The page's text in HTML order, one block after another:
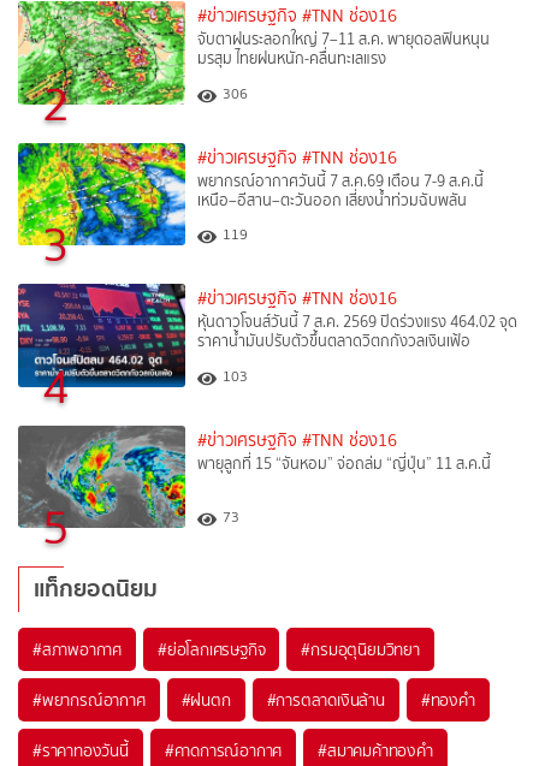
2
#ข่าวเศรษฐกิจ #TNN ช่อง16
จับตาฝนระลอกใหญ่ 7–11 ส.ค. พายุดอลฟินหนุน
มรสุม ไทยฝนหนัก-คลื่นทะเลแรง
306
3
#ข่าวเศรษฐกิจ #TNN ช่อง16
พยากรณ์อากาศวันนี้ 7 ส.ค.69 เตือน 7-9 ส.ค.นี้
เหนือ–อีสาน–ตะวันออก เสี่ยงน้ำท่วมฉับพลัน
119
4
#ข่าวเศรษฐกิจ #TNN ช่อง16
หุ้นดาวโจนส์วันนี้ 7 ส.ค. 2569 ปิดร่วงแรง 464.02 จุด
ราคาน้ำมันปรับตัวขึ้นตลาดวิตกกังวลเงินเฟ้อ
103
5
#ข่าวเศรษฐกิจ #TNN ช่อง16
พายุลูกที่ 15 “จันหอม” จ่อถล่ม “ญี่ปุ่น” 11 ส.ค.นี้
73
แท็กยอดนิยม
#สภาพอากาศ #ย่อโลกเศรษฐกิจ #กรมอุตุนิยมวิทยา
#พยากรณ์อากาศ #ฝนตก #การตลาดเงินล้าน #ทองคำ
#ราคาทองวันนี้ #คาดการณ์อากาศ #สมาคมค้าทองคำ